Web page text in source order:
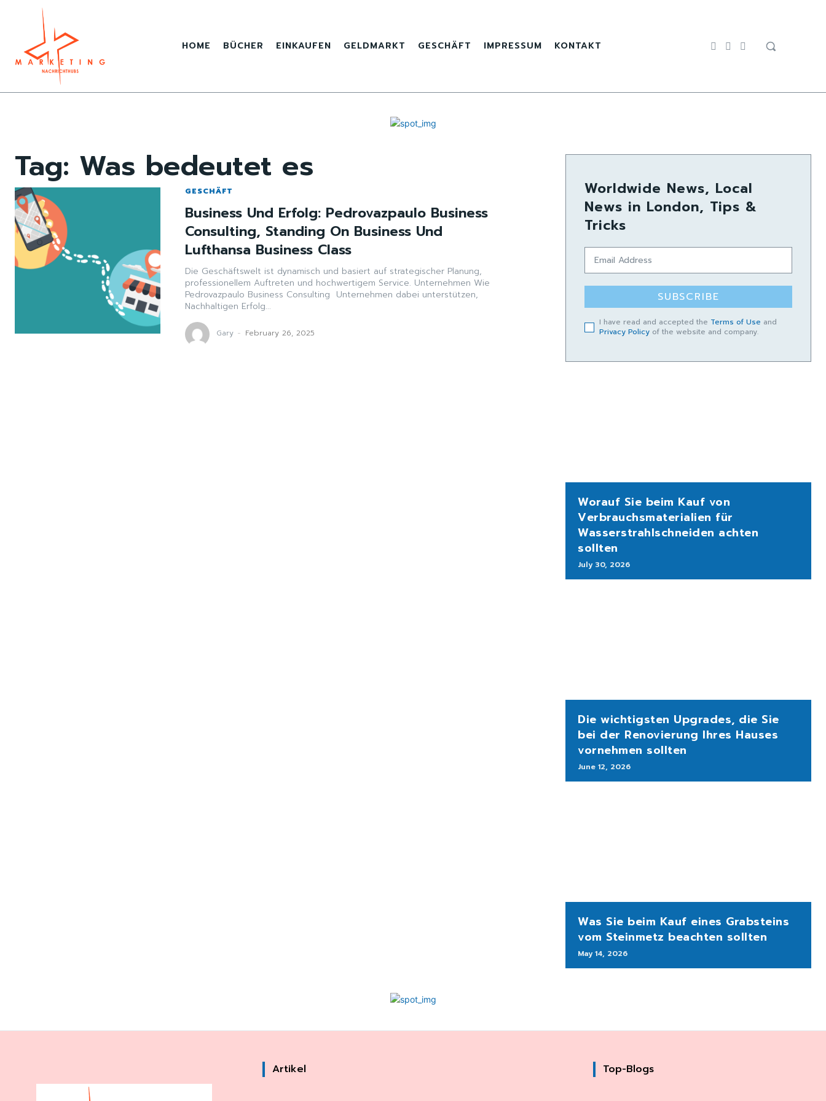
HOME BÜCHER EINKAUFEN GELDMARKT GESCHÄFT IMPRESSUM KONTAKT
Tag: Was bedeutet es
GESCHÄFT
Business Und Erfolg: Pedrovazpaulo Business
Consulting, Standing On Business Und
Lufthansa Business Class
Die Geschäftswelt ist dynamisch und basiert auf strategischer Planung,
professionellem Auftreten und hochwertigem Service. Unternehmen Wie
Pedrovazpaulo Business Consulting Unternehmen dabei unterstützen,
Nachhaltigen Erfolg...
Gary - February 26, 2025
Worldwide News, Local
News in London, Tips &
Tricks
SUBSCRIBE
I have read and accepted the Terms of Use and
Privacy Policy of the website and company.
Worauf Sie beim Kauf von
Verbrauchsmaterialien für
Wasserstrahlschneiden achten
sollten
July 30, 2026
Die wichtigsten Upgrades, die Sie
bei der Renovierung Ihres Hauses
vornehmen sollten
June 12, 2026
Was Sie beim Kauf eines Grabsteins
vom Steinmetz beachten sollten
May 14, 2026
Artikel Top-Blogs